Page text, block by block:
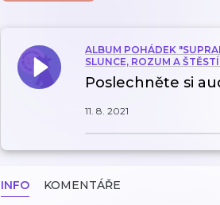
ALBUM POHÁDEK
SLUNCE, ROZUM A
Poslechněte si
11. 8. 2021
INFO KOMENTÁŘE